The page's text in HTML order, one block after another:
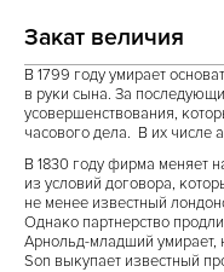
Закат величия
В 1799 году умирает
в руки сына. За
усовершенствования,
часового дела. В их числе
В 1830 году фирма меняет
из условий договора,
не менее известный
Однако партнерство
Арнольд-младший умирает,
Son выкупает известный